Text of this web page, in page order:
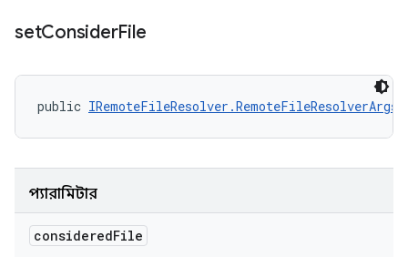
setConsiderFile
public IRemoteFileResolver.RemoteFileResolverArgs
প্যারামিটার
consideredFile